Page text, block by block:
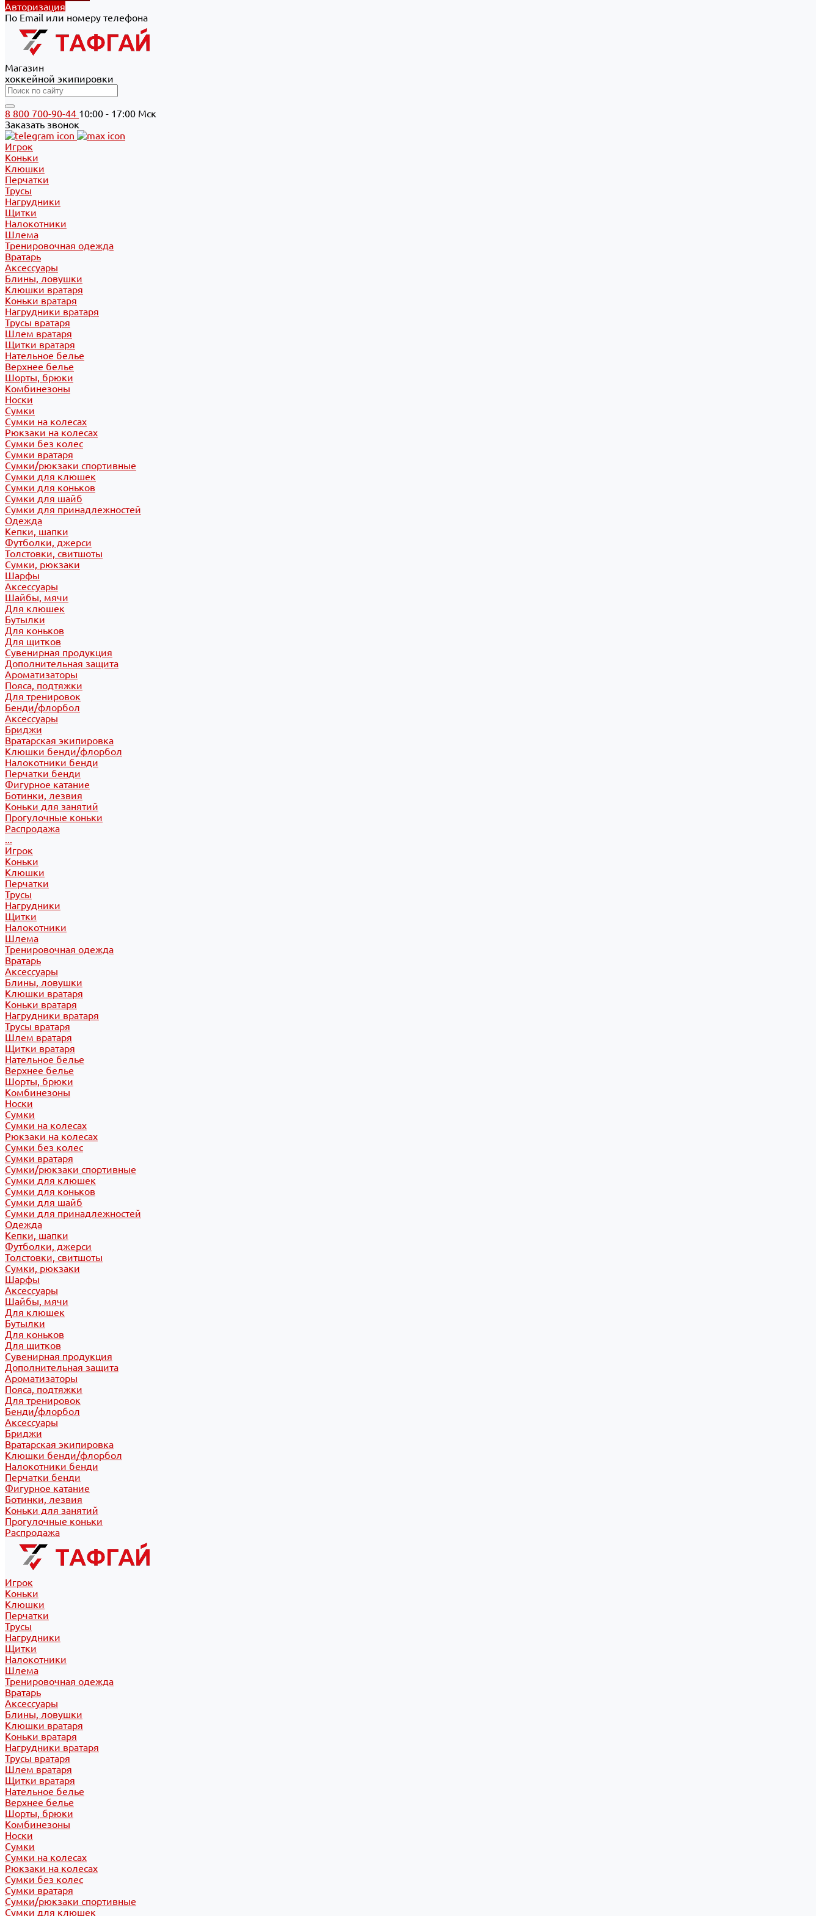
Авторизация
По Email или номеру телефона
Магазин
хоккейной экипировки
8 800 700-90-44 10:00 - 17:00 Мск
Заказать звонок
Игрок
Коньки
Клюшки
Перчатки
Трусы
Нагрудники
Щитки
Налокотники
Шлема
Тренировочная одежда
Вратарь
Аксессуары
Блины, ловушки
Клюшки вратаря
Коньки вратаря
Нагрудники вратаря
Трусы вратаря
Шлем вратаря
Щитки вратаря
Нательное белье
Верхнее белье
Шорты, брюки
Комбинезоны
Носки
Сумки
Сумки на колесах
Рюкзаки на колесах
Сумки без колес
Сумки вратаря
Сумки/рюкзаки спортивные
Сумки для клюшек
Сумки для коньков
Сумки для шайб
Сумки для принадлежностей
Одежда
Кепки, шапки
Футболки, джерси
Толстовки, свитшоты
Сумки, рюкзаки
Шарфы
Аксессуары
Шайбы, мячи
Для клюшек
Бутылки
Для коньков
Для щитков
Сувенирная продукция
Дополнительная защита
Ароматизаторы
Пояса, подтяжки
Для тренировок
Бенди/флорбол
Аксессуары
Бриджи
Вратарская экипировка
Клюшки бенди/флорбол
Налокотники бенди
Перчатки бенди
Фигурное катание
Ботинки, лезвия
Коньки для занятий
Прогулочные коньки
Распродажа
...
Игрок
Коньки
Клюшки
Перчатки
Трусы
Нагрудники
Щитки
Налокотники
Шлема
Тренировочная одежда
Вратарь
Аксессуары
Блины, ловушки
Клюшки вратаря
Коньки вратаря
Нагрудники вратаря
Трусы вратаря
Шлем вратаря
Щитки вратаря
Нательное белье
Верхнее белье
Шорты, брюки
Комбинезоны
Носки
Сумки
Сумки на колесах
Рюкзаки на колесах
Сумки без колес
Сумки вратаря
Сумки/рюкзаки спортивные
Сумки для клюшек
Сумки для коньков
Сумки для шайб
Сумки для принадлежностей
Одежда
Кепки, шапки
Футболки, джерси
Толстовки, свитшоты
Сумки, рюкзаки
Шарфы
Аксессуары
Шайбы, мячи
Для клюшек
Бутылки
Для коньков
Для щитков
Сувенирная продукция
Дополнительная защита
Ароматизаторы
Пояса, подтяжки
Для тренировок
Бенди/флорбол
Аксессуары
Бриджи
Вратарская экипировка
Клюшки бенди/флорбол
Налокотники бенди
Перчатки бенди
Фигурное катание
Ботинки, лезвия
Коньки для занятий
Прогулочные коньки
Распродажа
Игрок
Коньки
Клюшки
Перчатки
Трусы
Нагрудники
Щитки
Налокотники
Шлема
Тренировочная одежда
Вратарь
Аксессуары
Блины, ловушки
Клюшки вратаря
Коньки вратаря
Нагрудники вратаря
Трусы вратаря
Шлем вратаря
Щитки вратаря
Нательное белье
Верхнее белье
Шорты, брюки
Комбинезоны
Носки
Сумки
Сумки на колесах
Рюкзаки на колесах
Сумки без колес
Сумки вратаря
Сумки/рюкзаки спортивные
Сумки для клюшек